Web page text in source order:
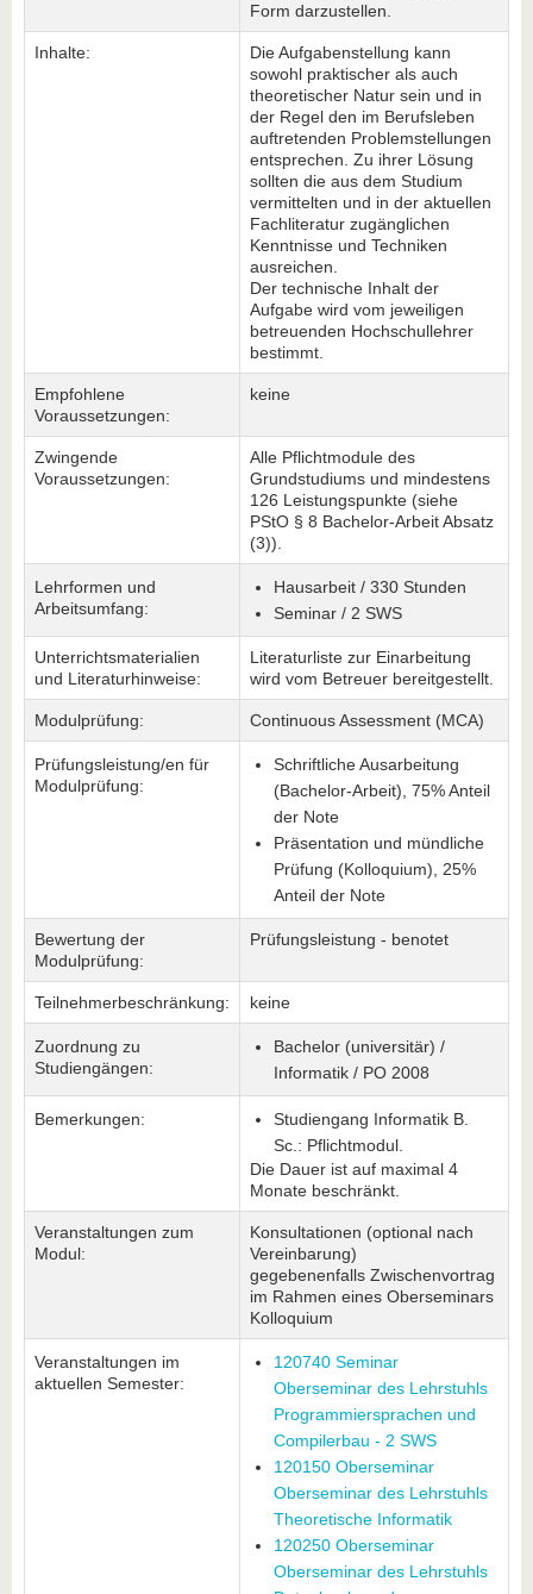
Form darzustellen.
Inhalte:
Die Aufgabenstellung kann
sowohl praktischer als auch
theoretischer Natur sein und in
der Regel den im Berufsleben
auftretenden Problemstellungen
entsprechen. Zu ihrer Lösung
sollten die aus dem Studium
vermittelten und in der aktuellen
Fachliteratur zugänglichen
Kenntnisse und Techniken
ausreichen.
Der technische Inhalt der
Aufgabe wird vom jeweiligen
betreuenden Hochschullehrer
bestimmt.
Empfohlene
Voraussetzungen:
keine
Zwingende
Voraussetzungen:
Alle Pflichtmodule des
Grundstudiums und mindestens
126 Leistungspunkte (siehe
PStO § 8 Bachelor-Arbeit Absatz
(3)).
Lehrformen und
Arbeitsumfang:
Hausarbeit / 330 Stunden
Seminar / 2 SWS
Unterrichtsmaterialien
und Literaturhinweise:
Literaturliste zur Einarbeitung
wird vom Betreuer bereitgestellt.
Modulprüfung: Continuous Assessment (MCA)
Prüfungsleistung/en für
Modulprüfung:
Schriftliche Ausarbeitung
(Bachelor-Arbeit), 75% Anteil
der Note
Präsentation und mündliche
Prüfung (Kolloquium), 25%
Anteil der Note
Bewertung der
Modulprüfung:
Prüfungsleistung - benotet
Teilnehmerbeschränkung: keine
Zuordnung zu
Studiengängen:
Bachelor (universitär) /
Informatik / PO 2008
Bemerkungen:
Studiengang Informatik B.
Sc.: Pflichtmodul.
Die Dauer ist auf maximal 4
Monate beschränkt.
Veranstaltungen zum
Modul:
Konsultationen (optional nach
Vereinbarung)
gegebenenfalls Zwischenvortrag
im Rahmen eines Oberseminars
Kolloquium
Veranstaltungen im
aktuellen Semester:
120740 Seminar
Oberseminar des Lehrstuhls
Programmiersprachen und
Compilerbau - 2 SWS
120150 Oberseminar
Oberseminar des Lehrstuhls
Theoretische Informatik
120250 Oberseminar
Oberseminar des Lehrstuhls